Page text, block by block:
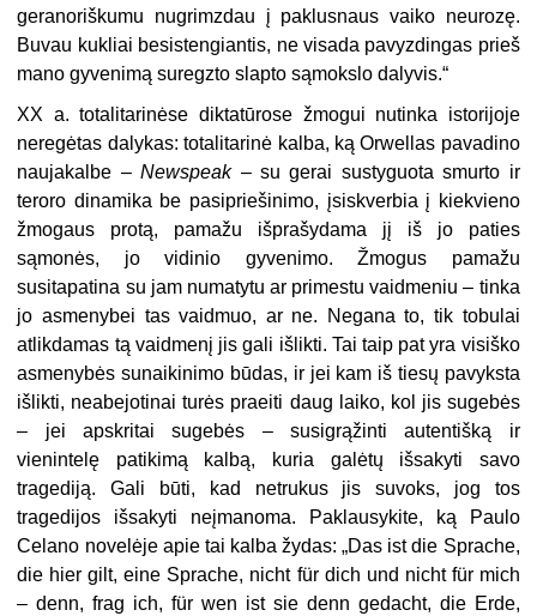
geranoriškumu nugrimzdau į paklusnaus vaiko neurozę.
Buvau kukliai besistengiantis, ne visada pavyzdingas prieš
mano gyvenimą suregzto slapto sąmokslo dalyvis.“
XX a. totalitarinėse diktatūrose žmogui nutinka istorijoje
neregėtas dalykas: totalitarinė kalba, ką Orwellas pavadino
naujakalbe –Newspeak– su gerai su­styguota smurto ir
teroro dinamika be pasipriešinimo, įsiskverbia į kiekvieno
žmogaus protą, pamažu išprašydama jį iš jo paties
sąmonės, jo vidinio gyvenimo. Žmogus pamažu
susitapatina su jam numatytu ar primestu vaidmeniu – tinka
jo asmenybei tas vaidmuo, ar ne. Negana to, tik tobulai
atlikdamas tą vaidmenį jis gali išlikti. Tai taip pat yra visiško
asmenybės sunaikinimo būdas, ir jei kam iš tiesų pavyksta
išlikti, neabejotinai turės praeiti daug laiko, kol jis sugebės
– jei apskritai sugebės – susigrąžinti autentišką ir
vienintelę patikimą kalbą, kuria galėtų išsakyti savo
tragediją. Gali būti, kad netrukus jis suvoks, jog tos
tragedijos išsakyti neįmanoma. Paklausykite, ką Paulo
Celano novelėje apie tai kalba žydas: „Das ist die Sprache,
die hier gilt, eine Sprache, nicht für dich und nicht für mich
– denn, frag ich, für wen ist sie denn gedacht, die Erde,